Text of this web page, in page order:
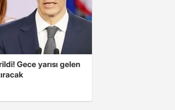
Gece yarısı gelen